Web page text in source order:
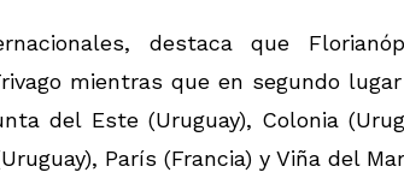
destaca que
mientras que en segundo
del Este (Uruguay), Colonia
París (Francia) y Viña del